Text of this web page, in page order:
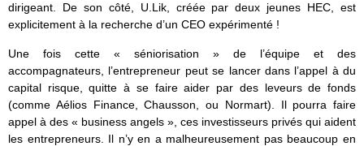
dirigeant. De son côté, U.Lik, créée par deux jeunes HEC, est
explicitement à la recherche d’un CEO expérimenté !
Une fois cette « séniorisation » de l’équipe et des
accompagnateurs, l’entrepreneur peut se lancer dans l’appel à du
capital risque, quitte à se faire aider par des leveurs de fonds
(comme Aélios Finance, Chausson, ou Normart). Il pourra faire
appel à des « business angels », ces investisseurs privés qui aident
les entrepreneurs. Il n’y en a malheureusement pas beaucoup en